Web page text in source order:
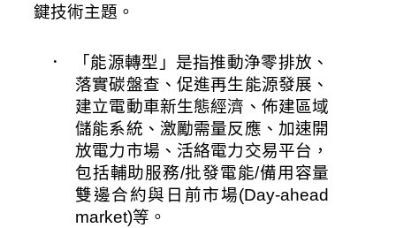
鍵技術主題。
．  「能源轉型」是指推動浄零排放、
落實碳盤查、促進再生能源發展、
建立電動車新生態經濟、佈建區域
儲能系統、激勵需量反應、加速開
放電力市場、活絡電力交易平台，
包括輔助服務/批發電能/備用容量
雙邊合約與日前市場(Day-ahead
market)等。